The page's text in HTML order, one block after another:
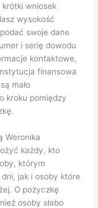
krótki wniosek
wysokość
swoje dane
i serię dowodu
kontaktowe,
finansowa
mało
kroku pomiędzy
Weronika
każdy, kto
którym
jak i osoby które
O pożyczkę
osoby słabo